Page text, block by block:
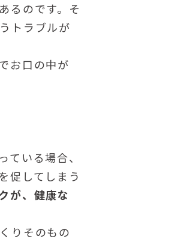
るのです。そ
トラブルが
お口の中が
いる場合、
促してしまう
が、健康な
りそのもの